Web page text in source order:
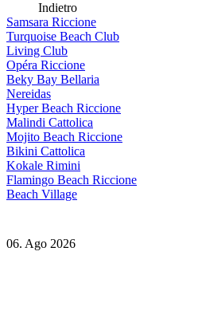
Indietro
Samsara Riccione
Turquoise Beach Club
Living Club
Opéra Riccione
Beky Bay Bellaria
Nereidas
Hyper Beach Riccione
Malindi Cattolica
Mojito Beach Riccione
Bikini Cattolica
Kokale Rimini
Flamingo Beach Riccione
Beach Village
06. Ago 2026